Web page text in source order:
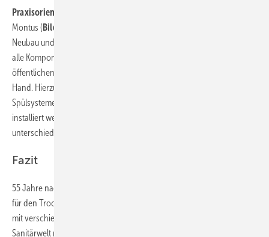
Praxisorientierte Montagemodule:
Montus ( Bild 8
Neubau und die Modernisierung an. Das Unternehmen liefert somit
alle Komponenten für Sanitärinstallationen in stark frequentierten
öffentlichen, halböffentlichen und gewerblichen Bereichen aus einer
Hand. Hierzu gehören hochwertige Aufputz- und Wandeinbau-
Spülsysteme für WCs und Urinale, die vor der Wand und unter Putz
installiert werden – und eine spezielle, perfekt auf die
unterschiedlichen Lösungen abgestimmte Montagetechnik.
Fazit
55 Jahre nach Markteinführung ist der UP-Spülkasten als WC-Element
für den Trockenbau und eine Vielzahl von anderen Sanitär-Elementen
mit verschiedenen Funktionen und Ausprägungen aus der modernen
Sanitärwelt nicht mehr wegzudenken. Ebenso ist heute die